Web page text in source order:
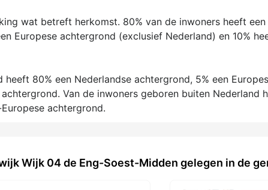
wat betreft herkomst. 80% van de inwoners heeft een
Europese achtergrond (exclusief Nederland) en 10%
80% een Nederlandse achtergrond, 5% een
Van de inwoners geboren buiten Nederland
achtergrond.
Wijk 04 de Eng-Soest-Midden gelegen in de